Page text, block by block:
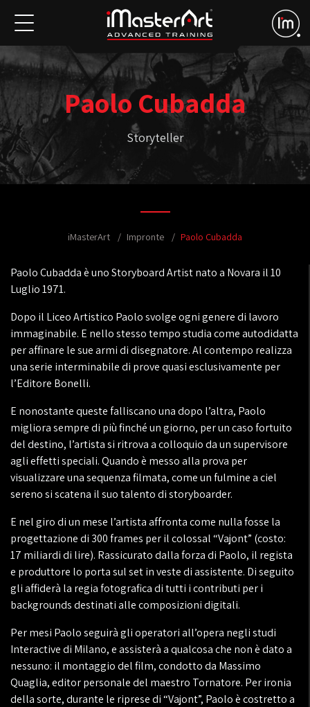
Paolo Cubadda
Storyteller
iMasterArt Impronte Paolo Cubadda
Paolo Cubadda è uno Storyboard Artist nato a Novara il 10
Luglio 1971.
Dopo il Liceo Artistico Paolo svolge ogni genere di lavoro
immaginabile. E nello stesso tempo studia come autodidatta
per affinare le sue armi di disegnatore. Al contempo realizza
una serie interminabile di prove quasi esclusivamente per
l’Editore Bonelli.
E nonostante queste falliscano una dopo l’altra, Paolo
migliora sempre di più finché un giorno, per un caso fortuito
del destino, l’artista si ritrova a colloquio da un supervisore
agli effetti speciali. Quando è messo alla prova per
visualizzare una sequenza filmata, come un fulmine a ciel
sereno si scatena il suo talento di storyboarder.
E nel giro di un mese l’artista affronta come nulla fosse la
progettazione di 300 frames per il colossal “Vajont” (costo:
17 miliardi di lire). Rassicurato dalla forza di Paolo, il regista
e produttore lo porta sul set in veste di assistente. Di seguito
gli affiderà la regia fotografica di tutti i contributi per i
backgrounds destinati alle composizioni digitali.
Per mesi Paolo seguirà gli operatori all’opera negli studi
Interactive di Milano, e assisterà a qualcosa che non è dato a
nessuno: il montaggio del film, condotto da Massimo
Quaglia, editor personale del maestro Tornatore. Per ironia
della sorte, durante le riprese di “Vajont”, Paolo è costretto a